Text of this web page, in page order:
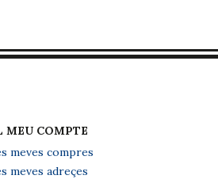
MEU COMPTE
meves compres
meves adreçes